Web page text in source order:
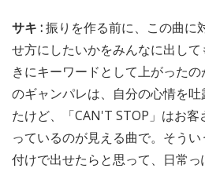
サキ :振りを作る前に、この曲に
せ方にしたいかをみんなに出し
きにキーワードとして上がった
のギャンパレは、自分の心情を
たけど、「CAN'T STOP」はお
っているのが見える曲で。そう
付けで出せたらと思って、日常